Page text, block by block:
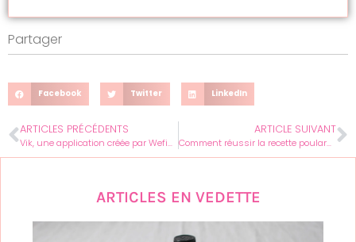
Partager
Facebook Twitter LinkedIn
ARTICLES PRÉCÉDENTS
Vik, une application créée par Wefight
ARTICLE SUIVANT
Comment réussir la recette poularde au four ?
ARTICLES EN VEDETTE